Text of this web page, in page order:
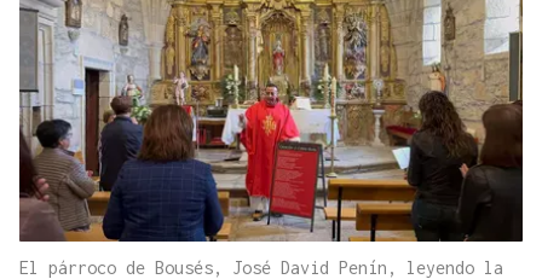
El párroco de Bousés, José David Penín, leyendo la